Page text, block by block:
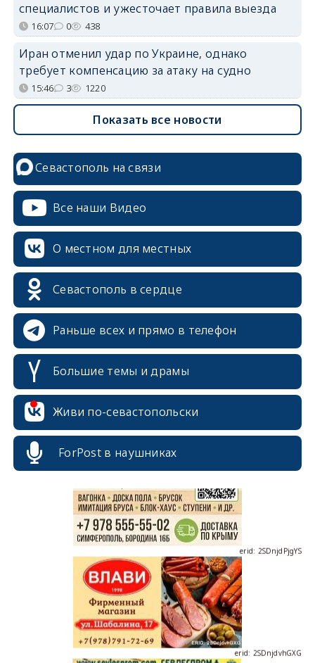
специалистов и ужесточает правила выезда
16:07 0 438
Иран отменил удар по Украине, однако
требует компенсацию за атаку на судно
15:46 3 1220
Показать все новости
Севастополь на связи
Все наши Видео
О местном для местных
Севастополь в сердце
Раньше всех и прямо в телефон
Большие темы и драмы
Живи по-севастопольски
ForPost в наушниках
erid: 2SDnjdPjgYS
erid: 2SDnjdvhGXG